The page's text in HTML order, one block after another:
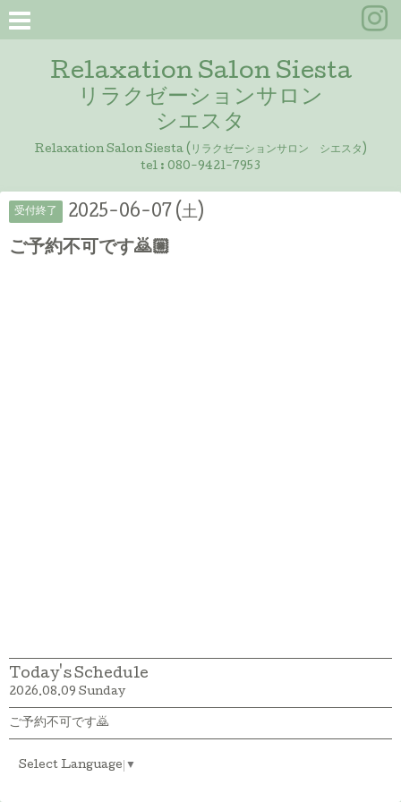
Relaxation Salon Siesta
リラクゼーションサロン
シエスタ
Relaxation Salon Siesta (リラクゼーションサロン シエスタ)
tel : 080-9421-7953
受付終了 2025-06-07 (土)
ご予約不可です🙇🏼
Today's Schedule
2026.08.09 Sunday
ご予約不可です🙇
Select Language ▼